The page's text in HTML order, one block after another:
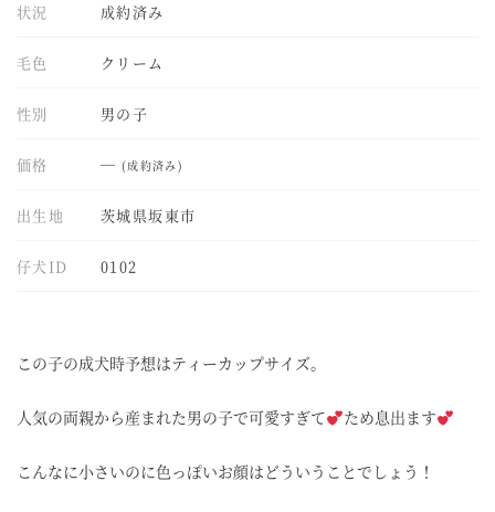
状況 成約済み
毛色 クリーム
性別 男の子
価格 ― (成約済み)
出生地 茨城県坂東市
仔犬ID 0102
この子の成犬時予想はティーカップサイズ。
人気の両親から産まれた男の子で可愛すぎて ため息出ます
こんなに小さいのに色っぽいお顔はどういうことでしょう！